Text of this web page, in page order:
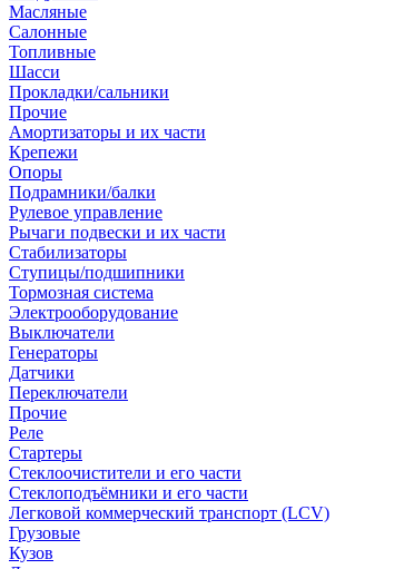
Масляные
Салонные
Топливные
Шасси
Прокладки/сальники
Прочие
Амортизаторы и их части
Крепежи
Опоры
Подрамники/балки
Рулевое управление
Рычаги подвески и их части
Стабилизаторы
Ступицы/подшипники
Тормозная система
Электрооборудование
Выключатели
Генераторы
Датчики
Переключатели
Прочие
Реле
Стартеры
Стеклоочистители и его части
Стеклоподъёмники и его части
Легковой коммерческий транспорт (LCV)
Грузовые
Кузов